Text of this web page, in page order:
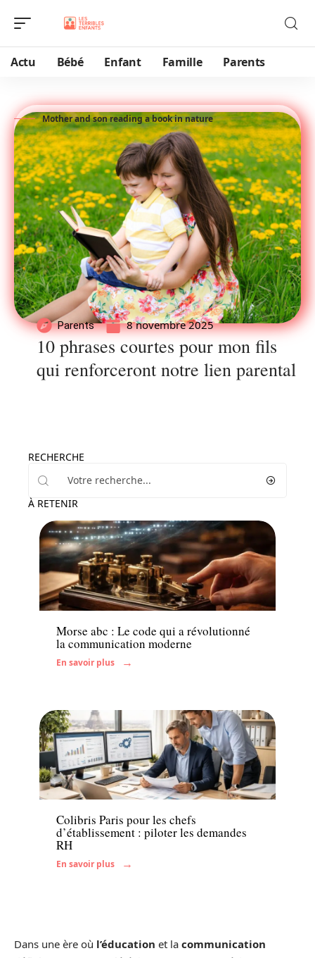
Actu Bébé Enfant Famille Parents
Mother and son reading a book in nature
Parents 8 novembre 2025
10 phrases courtes pour mon fils
qui renforceront notre lien parental
RECHERCHE
À RETENIR
Famille
Morse abc : Le code qui a révolutionné
la communication moderne
En savoir plus
Actu
Colibris Paris pour les chefs
d’établissement : piloter les demandes
RH
En savoir plus
Dans une ère où l’éducation et la communication